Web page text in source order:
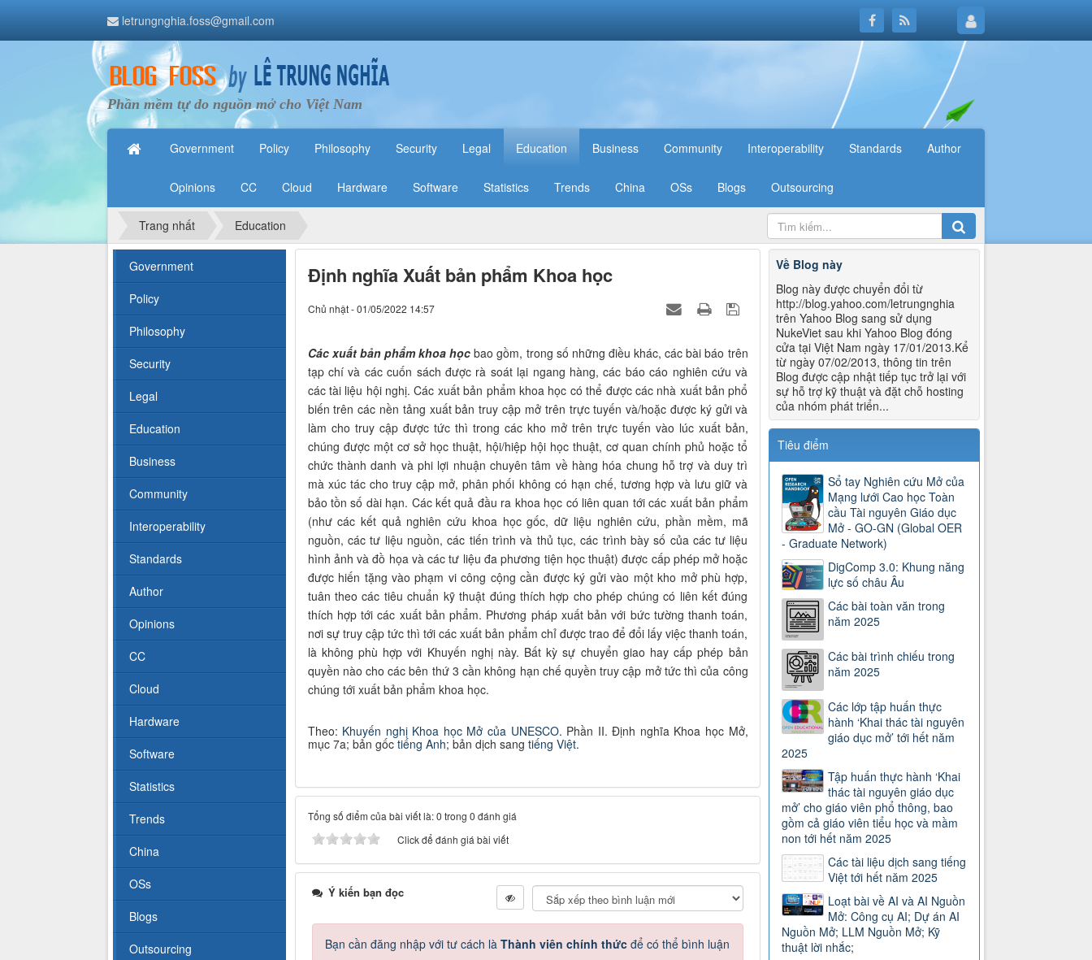
letrungnghia.foss@gmail.com
Phần mềm tự do nguồn mở cho Việt Nam
Government Policy Philosophy Security Legal Education Business Community Interoperability Standards Author
Opinions CC Cloud Hardware Software Statistics Trends China OSs Blogs Outsourcing
Trang nhất Education
Định nghĩa Xuất bản phẩm Khoa học
Chủ nhật - 01/05/2022 14:57
Các xuất bản phẩmkhoa học bao gồm, trong số những điều khác, các bài báo trên
tạp chí và các cuốn sách được rà soát lại ngang hàng, các báo cáo nghiên cứuvà
các tài liệu hội nghị. Các xuất bản phẩmkhoa học có thể được các nhà xuất bản phổ
biến trên các nền tảng xuất bản truy cập mở trên trực tuyến và/hoặc được ký gửi và
làm cho truy cập được tức thì trong các kho mở trên trực tuyến vào lúcxuất bản,
chúng được một cơ sở học thuật, hội/hiệp hội học thuật, cơ quan chính phủ hoặc tổ
chức thành danh và phi lợi nhuận chuyên tâm về hàng hóa chung hỗ trợ và duy trì
mà xúc tác cho truy cập mở,phân phối không có hạn chế, tương hợp và lưu giữ và
bảo tồn số dài hạn. Các kết quả đầu ra khoa học có liên quan tới các xuất bản phẩm
(như các kết quả nghiên cứu khoa họcgốc, dữ liệu nghiên cứu,phần mềm, mã
nguồn, các tư liệu nguồn, các tiến trình và thủ tục, các trình bày số của các tư liệu
hình ảnh và đồ họa và các tư liệu đa phương tiện học thuật) được cấp phép mở hoặc
được hiến tặng vào phạm vi công cộng cần được ký gửi vào một kho mở phù hợp,
tuân theo các tiêu chuẩn kỹ thuật đúng thích hợp cho phép chúng có liên kết đúng
thích hợp tới các xuất bản phẩm. Phương pháp xuất bản với bức tường thanh toán,
nơi sự truy cập tức thì tới các xuất bản phẩm chỉ được trao để đổi lấy việc thanh toán,
là không phù hợp với Khuyến nghị này. Bất kỳ sự chuyển giao hay cấp phép bản
quyền nào cho cácbên thứ 3cần không hạn chế quyền truy cập mở tức thì của công
chúng tới xuất bản phẩm khoa học.
Theo: Khuyến nghị Khoa học Mở của UNESCO. Phần II. Định nghĩa Khoa học Mở,
mục 7a; bản gốc tiếng Anh; bản dịch sang tiếng Việt.
Tổng số điểm của bài viết là: 0 trong 0 đánh giá
Click để đánh giá bài viết
Ý kiến bạn đọc
Bạn cần đăng nhập với tư cách là Thành viên chính thứcđể có thể bình luận
Về Blog này
Blog này được chuyển đổi từ
http://blog.yahoo.com/letrungnghia
trên Yahoo Blog sang sử dụng
NukeViet sau khi Yahoo Blog đóng
cửa tại Việt Nam ngày 17/01/2013.Kể
từ ngày 07/02/2013, thông tin trên
Blog được cập nhật tiếp tục trở lại với
sự hỗ trợ kỹ thuật và đặt chỗ hosting
của nhóm phát triển...
Tiêu điểm
Sổ tay Nghiên cứu Mở của
Mạng lưới Cao học Toàn
cầu Tài nguyên Giáo dục
Mở - GO-GN (Global OER
- Graduate Network)
DigComp 3.0: Khung năng
lực số châu Âu
Các bài toàn văn trong
năm 2025
Các bài trình chiếu trong
năm 2025
Các lớp tập huấn thực
hành ‘Khai thác tài nguyên
giáo dục mở’ tới hết năm
2025
Tập huấn thực hành ‘Khai
thác tài nguyên giáo dục
mở’ cho giáo viên phổ thông, bao
gồm cả giáo viên tiểu học và mầm
non tới hết năm 2025
Các tài liệu dịch sang tiếng
Việt tới hết năm 2025
Loạt bài về AI và AI Nguồn
Mở: Công cụ AI; Dự án AI
Nguồn Mở; LLM Nguồn Mở; Kỹ
thuật lời nhắc;
Government
Policy
Philosophy
Security
Legal
Education
Business
Community
Interoperability
Standards
Author
Opinions
CC
Cloud
Hardware
Software
Statistics
Trends
China
OSs
Blogs
Outsourcing